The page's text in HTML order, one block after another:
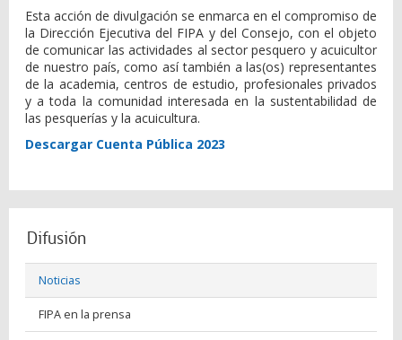
Esta acción de divulgación se enmarca en el compromiso de
la Dirección Ejecutiva del FIPA y del Consejo, con el objeto
de comunicar las actividades al sector pesquero y acuicultor
de nuestro país, como así también a las(os) representantes
de la academia, centros de estudio, profesionales privados
y a toda la comunidad interesada en la sustentabilidad de
las pesquerías y la acuicultura.
Descargar Cuenta Pública 2023
Difusión
Noticias
FIPA en la prensa